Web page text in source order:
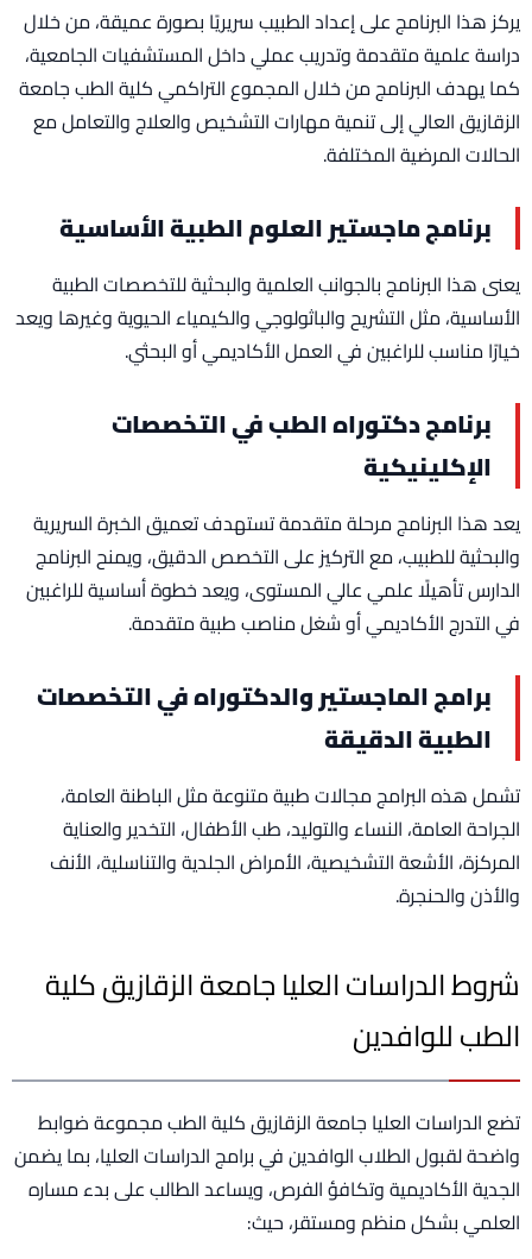
يركز هذا البرنامج على إعداد الطبيب سريريًا بصورة عميقة، من خلال
دراسة علمية متقدمة وتدريب عملي داخل المستشفيات الجامعية،
كما يهدف البرنامج من خلال المجموع التراكمي كلية الطب جامعة
الزقازيق العالي إلى تنمية مهارات التشخيص والعلاج والتعامل مع
الحالات المرضية المختلفة.
برنامج ماجستير العلوم الطبية الأساسية
يعنى هذا البرنامج بالجوانب العلمية والبحثية للتخصصات الطبية
الأساسية، مثل التشريح والباثولوجي والكيمياء الحيوية وغيرها ويعد
خيارًا مناسب للراغبين في العمل الأكاديمي أو البحثي.
برنامج دكتوراه الطب في التخصصات
الإكلينيكية
يعد هذا البرنامج مرحلة متقدمة تستهدف تعميق الخبرة السريرية
والبحثية للطبيب، مع التركيز على التخصص الدقيق، ويمنح البرنامج
الدارس تأهيلًا علمي عالي المستوى، ويعد خطوة أساسية للراغبين
في التدرج الأكاديمي أو شغل مناصب طبية متقدمة.
برامج الماجستير والدكتوراه في التخصصات
الطبية الدقيقة
تشمل هذه البرامج مجالات طبية متنوعة مثل الباطنة العامة،
الجراحة العامة، النساء والتوليد، طب الأطفال، التخدير والعناية
المركزة، الأشعة التشخيصية، الأمراض الجلدية والتناسلية، الأنف
والأذن والحنجرة.
شروط الدراسات العليا جامعة الزقازيق كلية
الطب للوافدين
تضع الدراسات العليا جامعة الزقازيق كلية الطب مجموعة ضوابط
واضحة لقبول الطلاب الوافدين في برامج الدراسات العليا، بما يضمن
الجدية الأكاديمية وتكافؤ الفرص، ويساعد الطالب على بدء مساره
العلمي بشكل منظم ومستقر، حيث: